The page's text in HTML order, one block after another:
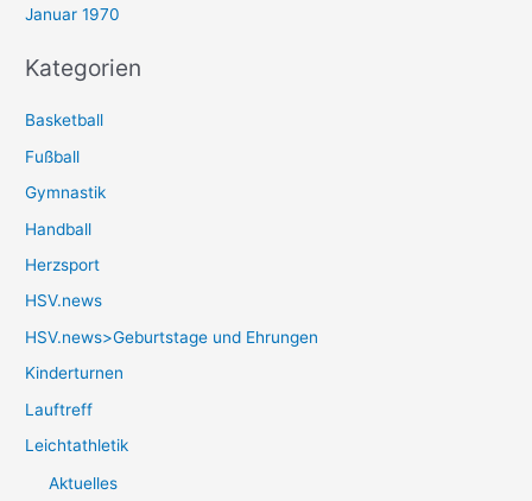
Januar 1970
Kategorien
Basketball
Fußball
Gymnastik
Handball
Herzsport
HSV.news
HSV.news>Geburtstage und Ehrungen
Kinderturnen
Lauftreff
Leichtathletik
Aktuelles